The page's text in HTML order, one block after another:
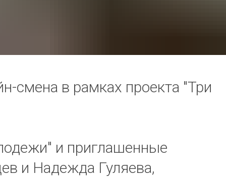
смена в рамках проекта "Три
и приглашенные
и Надежда Гуляева,